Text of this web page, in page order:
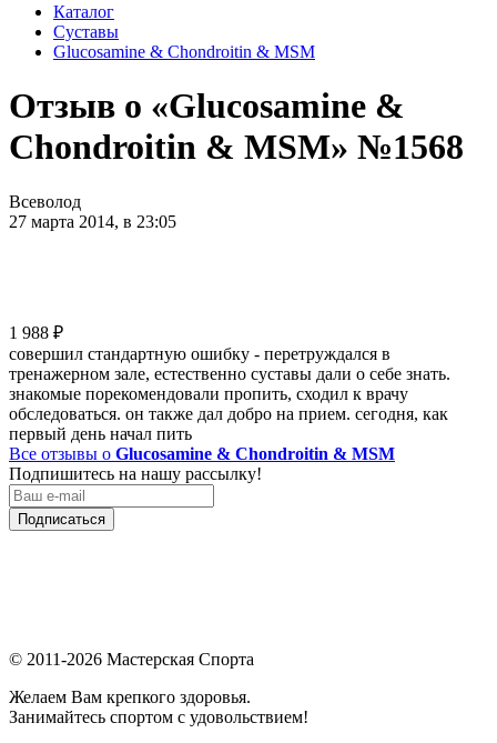
Каталог
Суставы
Glucosamine & Chondroitin & MSM
Отзыв о «Glucosamine &
Chondroitin & MSM» №1568
Всеволод
27 марта 2014, в 23:05
1 988 ₽
совершил стандартную ошибку - перетруждался в
тренажерном зале, естественно суставы дали о себе знать.
знакомые порекомендовали пропить, сходил к врачу
обследоваться. он также дал добро на прием. сегодня, как
первый день начал пить
Все отзывы о Glucosamine & Chondroitin & MSM
Подпишитесь на нашу рассылку!
Подписаться
© 2011-2026 Мастерская Спорта
Желаем Вам крепкого здоровья.
Занимайтесь спортом с удовольствием!